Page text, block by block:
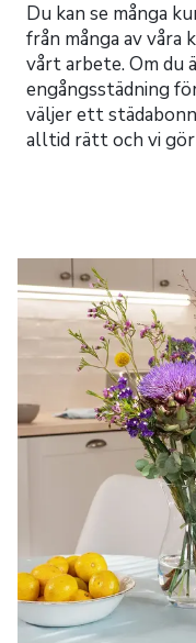
Du kan se många
från många av våra
vårt arbete. Om du
engångsstädning
väljer ett
alltid rätt och vi